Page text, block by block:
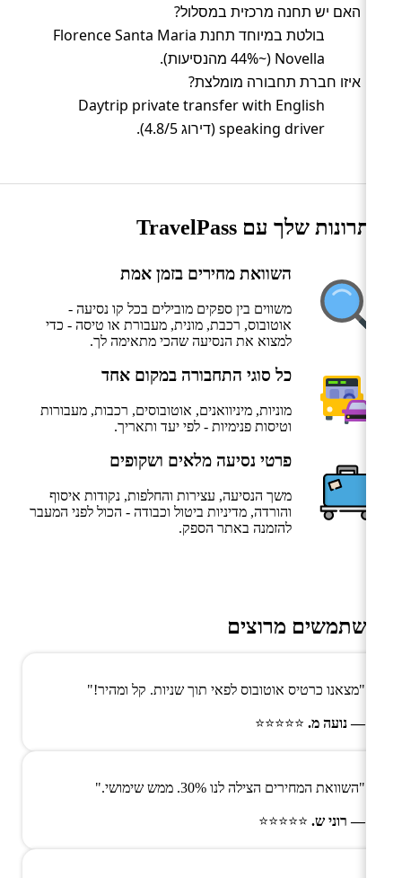
האם יש תחנה מרכזית במסלול?
בולטת במיוחד תחנת Florence Santa Maria
Novella (~44% מהנסיעות).
איזו חברת תחבורה מומלצת?
Daytrip private transfer with English
speaking driver (דירוג 4.8/5).
היתרונות שלך עם TravelPass
השוואת מחירים בזמן אמת
משווים בין ספקים מובילים בכל קו נסיעה -
אוטובוס, רכבת, מונית, מעבורת או טיסה - כדי
למצוא את הנסיעה שהכי מתאימה לך.
כל סוגי התחבורה במקום אחד
מוניות, מיניוואנים, אוטובוסים, רכבות, מעבורות
וטיסות פנימיות - לפי יעד ותאריך.
פרטי נסיעה מלאים ושקופים
משך הנסיעה, עצירות והחלפות, נקודות איסוף
והורדה, מדיניות ביטול וכבודה - הכול לפני המעבר
להזמנה באתר הספק.
משתמשים מרוצים
"מצאנו כרטיס אוטובוס לפאי תוך שניות. קל ומהיר!"
— נועה מ. ⭐⭐⭐⭐⭐
"השוואת המחירים הצילה לנו 30%. ממש שימושי."
— רוני ש. ⭐⭐⭐⭐⭐